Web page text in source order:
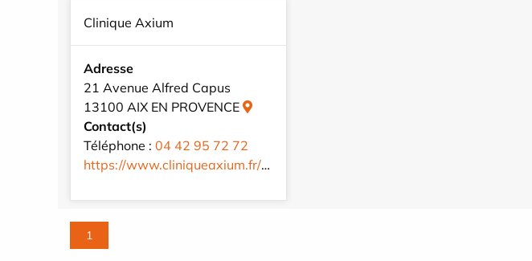
Clinique Axium
Adresse
21 Avenue Alfred Capus
13100 AIX EN PROVENCE
Contact(s)
Téléphone : 04 42 95 72 72
https://www.cliniqueaxium.fr/fr/
1